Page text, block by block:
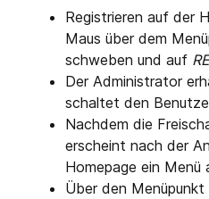
Registrieren auf der
Maus über dem
schweben und auf
Der Administrator
schaltet den
Nachdem die
erscheint nach der
Homepage ein Menü
Über den Menüpunkt